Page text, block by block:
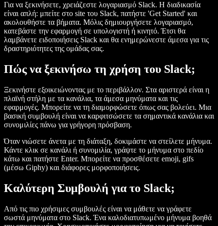
Για να ξεκινήσετε, χρειάζεστε λογαριασμό Slack. Η διαδικασία
είναι απλή: μπείτε στο site του Slack, πατήστε 'Get Started' και
ακολουθήστε τα βήματα. Μόλις δημιουργήσετε λογαριασμό,
κατεβάστε την εφαρμογή σε υπολογιστή ή κινητό. Έτσι θα
λαμβάνετε ειδοποιήσεις Slack και θα ενημερώνεστε άμεσα για τις
δραστηριότητες της ομάδας σας.
Πώς να ξεκινήσω τη χρήση του Slack;
Ξεκινήστε εξοικειώνοντας με το περιβάλλον. Στα αριστερά είναι η
πλαϊνή στήλη με τα κανάλια, τα άμεσα μηνύματα και τις
εφαρμογές. Μπορείτε να τη διαμορφώσετε όπως σας βολεύει. Μια
βασική συμβουλή είναι να καρφιτσώσετε τα σημαντικά κανάλια και
συνομιλίες πάνω για γρήγορη πρόσβαση.
Όταν νιώσετε άνετα με τη διάταξη, δοκιμάστε να στείλετε μήνυμα.
Κάντε κλικ σε κανάλι ή συνομιλία, γράψτε το μήνυμα στο πεδίο
κάτω και πατήστε Enter. Μπορείτε να προσθέσετε emoji, gifs
(μέσω Giphy) και διάφορες μορφοποιήσεις.
Καλύτερη Συμβουλή για το Slack;
Από τις πιο χρήσιμες συμβουλές είναι να μάθετε να γράφετε
σωστά μηνύματα στο Slack. Ένα καλοδιατυπωμένο μήνυμα βοηθά